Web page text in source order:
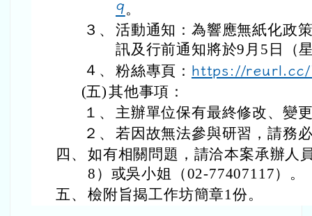
9。
３、 活動通知：為響應無紙化政
訊及行前通知將於9月5日（
４、 粉絲專頁： https://reurl.cc/
(五)其他事項：
１、
主辦單位保有最終修改、變
２、 若因故無法參與研習，請務
四、 如有相關問題，請洽本案承辦人
8）或吳小姐（02-77407117）。
五、 檢附旨揭工作坊簡章1份。